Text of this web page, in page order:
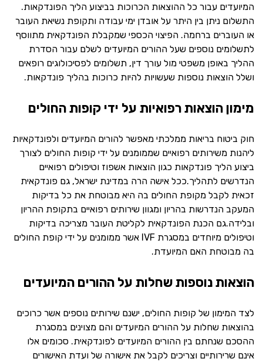
המיועדים עבור כל ההוצאות הכרוכות בביצוע הליך הפונדקאות.
התשלום ניתן בין היתר על אובדן ימי עבודה ותקופת נשיאת העובר
או העוברים ברחמה. הפיצוי הכספי שמקבלת הפונדקאית מתווסף
לתשלומים נוספים שעל ההורים המיועדים לשלם עבור הסדרת
ההליך באופן משפטי מול עורך דין, תשלומים לפסיכולוגים רופאים
ושלל הוצאות נוספות שעשויות להיות כרוכות בהליך פונדקאות.
מימון הוצאות רפואיות על ידי קופות החולים
חוק ביטוח בריאות ממלכתי מאפשר להורים המיועדים ולפונדקאיות
ליהנות משירותים רפואיים שממומנים על ידי קופות החולים לצורך
ביצוע הליך פונדקאות כגון הוצאות אשפוז וטיפולים רפואיים
הנדרשים לתהליך.ככל אישה הרה במדינת ישראל, גם פונדקאית
זכאית לקבל מקופת החולים בה היא מבוטחת את כל בדיקות
המעקב הנדרשות בהריון ומגוון שירותים רפואיים בתקופת ההריון
ובלידה.גם הכנת הפונדקאית לקליטת העובר מצריכה בדיקות
וטיפולים מיוחדים במסגרת IVF אשר ממומנים על ידי קופת החולים
בה מבוטחת האם המיועדת.
הוצאות נוספות שחלות על ההורים המיועדים
לצד המימון של קופות החולים, ישנם שירותים נוספים אשר כרוכים
בהוצאות שחלות על ההורים המיועדים והם מצוינים במסגרת
ההסכם שנחתם בין ההורים המיועדים לפונדקאית. סכומים אלו
אינם שרירותיים וצריכים לקבל את אישורה של ועדת האישורים